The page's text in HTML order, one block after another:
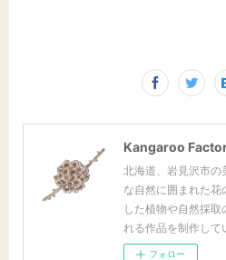
Kangaroo
北海道、岩見沢市の
な自然に囲まれた花
した植物や自然採
れる作品を制作して
フォロー